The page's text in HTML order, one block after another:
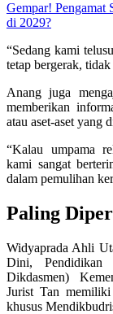
Gempar! Pengamat
di 2029?
“Sedang kami
tetap bergerak,
Anang juga
memberikan
atau aset-aset yang
“Kalau umpama
kami sangat
dalam pemulihan
Paling
Widyaprada Ahli
Dini, Pendidikan
Dikdasmen)
Jurist Tan memiliki
khusus